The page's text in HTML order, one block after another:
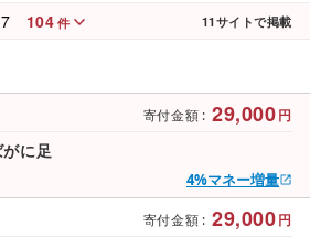
104 件 11サイトで掲載
寄付金額 : 29,000円
に足
4%マネー増量
寄付金額 : 29,000円